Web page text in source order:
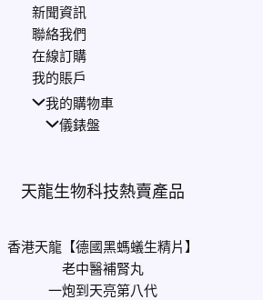
新聞資訊
聯絡我們
在線訂購
我的賬戶
我的購物車
儀錶盤
天龍生物科技熱賣產品
香港天龍【德國黑螞蟻生精片】
老中醫補腎丸
一炮到天亮第八代